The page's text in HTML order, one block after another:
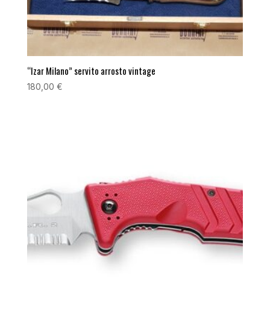
“Izar Milano” servito arrosto vintage
180,00 €